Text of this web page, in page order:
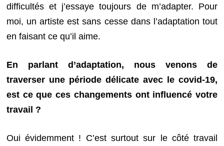
difficultés et j’essaye toujours de m’adapter. Pour
moi, un artiste est sans cesse dans l’adaptation tout
en faisant ce qu’il aime.
En parlant d’adaptation, nous venons de
traverser une période délicate avec le covid-19,
est ce que ces changements ont influencé votre
travail ?
Oui évidemment ! C’est surtout sur le côté travail